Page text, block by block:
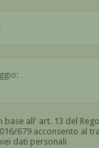
base all' art. 13 del
679 acconsento al trattamento dei
dati personali